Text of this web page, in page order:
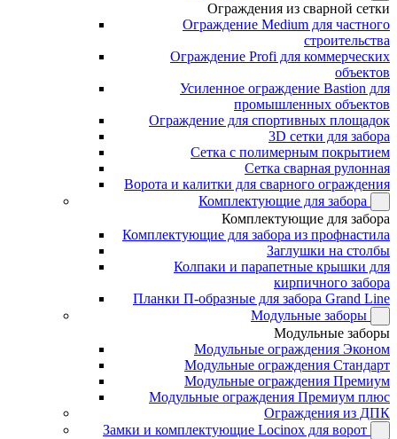
Ограждения из сварной сетки
Ограждение Medium для частного
строительства
Ограждение Profi для коммерческих
объектов
Усиленное ограждение Bastion для
промышленных объектов
Ограждение для спортивных площадок
3D сетки для забора
Сетка с полимерным покрытием
Сетка сварная рулонная
Ворота и калитки для сварного ограждения
Комплектующие для забора
Комплектующие для забора
Комплектующие для забора из профнастила
Заглушки на столбы
Колпаки и парапетные крышки для
кирпичного забора
Планки П-образные для забора Grand Line
Модульные заборы
Модульные заборы
Модульные ограждения Эконом
Модульные ограждения Стандарт
Модульные ограждения Премиум
Модульные ограждения Премиум плюс
Ограждения из ДПК
Замки и комплектующие Locinox для ворот